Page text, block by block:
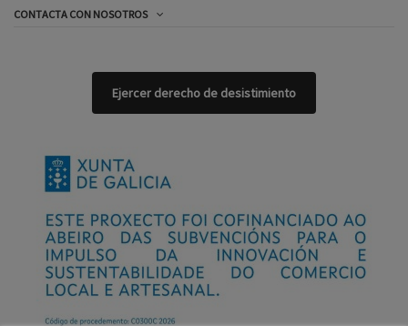
CONTACTA CON NOSOTROS
Ejercer derecho de desistimiento